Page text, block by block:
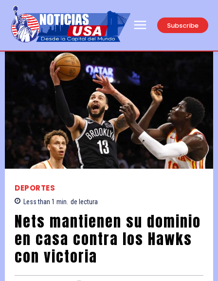
Subscribe
DEPORTES
Less than 1 min. de lectura
Nets mantienen su dominio
en casa contra los Hawks
con victoria